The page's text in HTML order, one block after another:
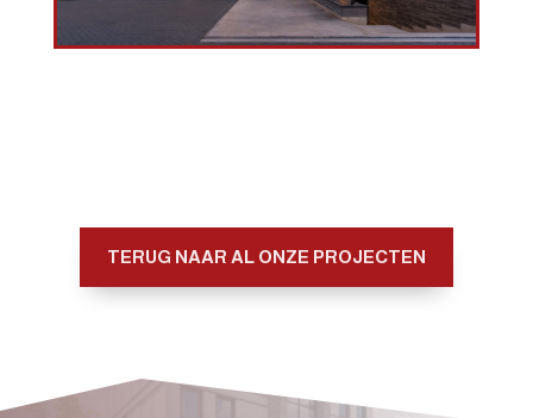
TERUG NAAR AL ONZE PROJECTEN